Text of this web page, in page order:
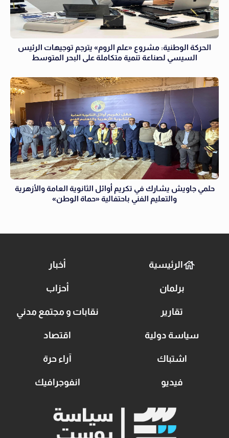
الحركة الوطنية: مشروع «علم الروم» يترجم توجيهات الرئيس
السيسي لصناعة تنمية متكاملة على البحر المتوسط
حلمي جاويش يشارك في تكريم أوائل الثانوية العامة والأزهرية
والتعليم الفني باحتفالية «حماة الوطن»
الرئيسية أخبار
برلمان أحزاب
تقارير نقابات و مجتمع مدني
سياسة دولية اقتصاد
اشتباك آراء حرة
فيديو انفوجرافيك